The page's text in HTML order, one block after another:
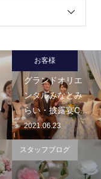
グランドオリエ
ンタルみなとみ
らい・披露宴C...
2021.06.23
お客様
スタッフブログ